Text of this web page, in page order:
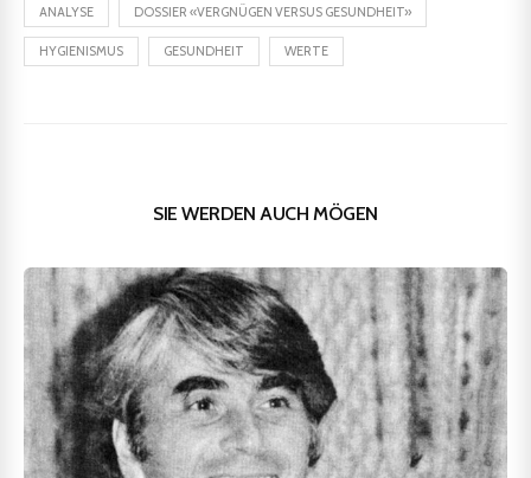
ANALYSE DOSSIER «VERGNÜGEN VERSUS GESUNDHEIT»
HYGIENISMUS GESUNDHEIT WERTE
SIE WERDEN AUCH MÖGEN